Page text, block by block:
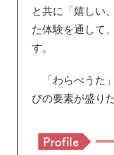
と共に「嬉しい
た体験を通して
す。
「わらべうた
びの要素が盛り